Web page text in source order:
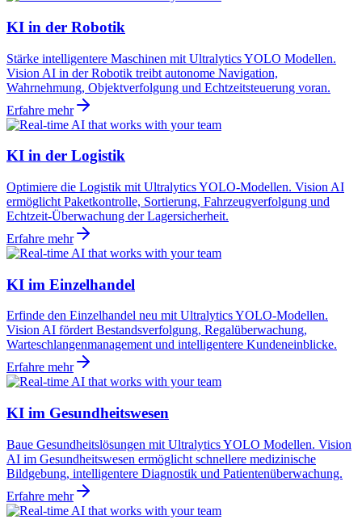
KI in der Robotik
Stärke intelligentere Maschinen mit Ultralytics YOLO Modellen.
Vision AI in der Robotik treibt autonome Navigation,
Wahrnehmung, Objektverfolgung und Echtzeitsteuerung voran.
Erfahre mehr
KI in der Logistik
Optimiere die Logistik mit Ultralytics YOLO-Modellen. Vision AI
ermöglicht Paketkontrolle, Sortierung, Fahrzeugverfolgung und
Echtzeit-Überwachung der Lagersicherheit.
Erfahre mehr
KI im Einzelhandel
Erfinde den Einzelhandel neu mit Ultralytics YOLO-Modellen.
Vision AI fördert Bestandsverfolgung, Regalüberwachung,
Warteschlangenmanagement und intelligentere Kundeneinblicke.
Erfahre mehr
KI im Gesundheitswesen
Baue Gesundheitslösungen mit Ultralytics YOLO Modellen. Vision
AI im Gesundheitswesen ermöglicht schnellere medizinische
Bildgebung, intelligentere Diagnostik und Patientenüberwachung.
Erfahre mehr